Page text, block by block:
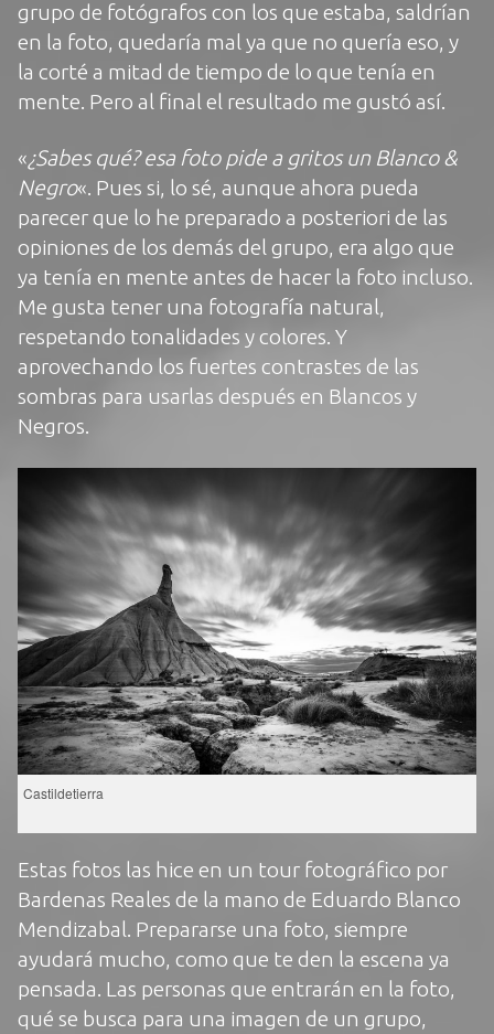
grupo de fotógrafos con los que estaba, saldrían
en la foto, quedaría mal ya que no quería eso, y
la corté a mitad de tiempo de lo que tenía en
mente. Pero al final el resultado me gustó así.
«¿Sabes qué? esa foto pide a gritos un Blanco &
Negro«. Pues si, lo sé, aunque ahora pueda
parecer que lo he preparado a posteriori de las
opiniones de los demás del grupo, era algo que
ya tenía en mente antes de hacer la foto incluso.
Me gusta tener una fotografía natural,
respetando tonalidades y colores. Y
aprovechando los fuertes contrastes de las
sombras para usarlas después en Blancos y
Negros.
Castildetierra
Estas fotos las hice en un tour fotográfico por
Bardenas Reales de la mano de Eduardo Blanco
Mendizabal. Prepararse una foto, siempre
ayudará mucho, como que te den la escena ya
pensada. Las personas que entrarán en la foto,
qué se busca para una imagen de un grupo,